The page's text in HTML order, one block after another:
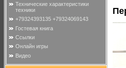
Технические характеристики
техники
+79324393135 +79324069143
Гостевая книга
Ссылки
Онлайн игры
Видео